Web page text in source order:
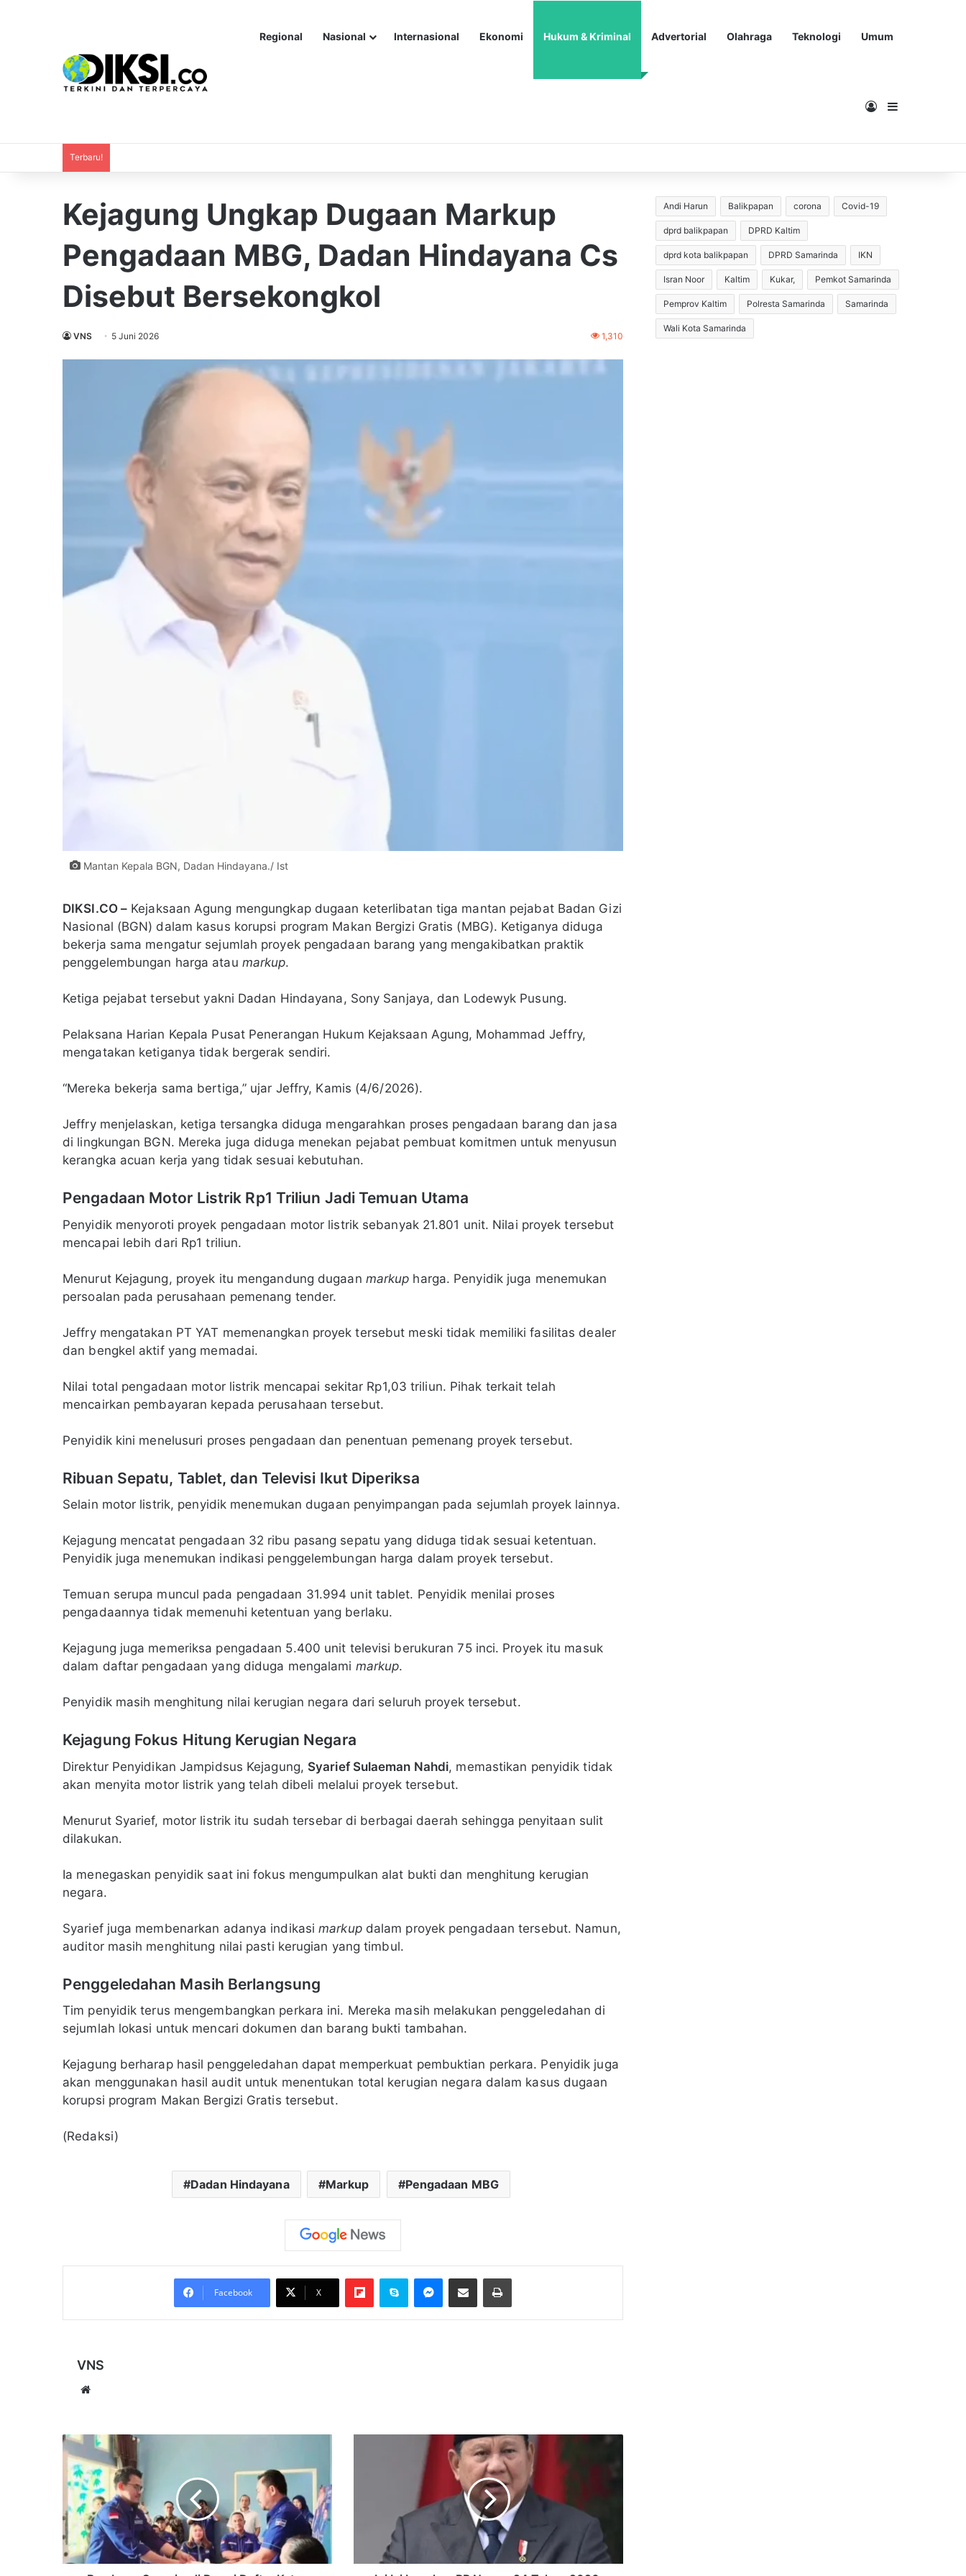
Regional Nasional Internasional Ekonomi Hukum & Kriminal Advertorial Olahraga Teknologi Umum
MasukSidebar
Terbaru!
Kejagung Ungkap Dugaan Markup
Pengadaan MBG, Dadan Hindayana Cs
Disebut Bersekongkol
VNS 5 Juni 2026 1,310
Mantan Kepala BGN, Dadan Hindayana./ Ist
DIKSI.CO – Kejaksaan Agung mengungkap dugaan keterlibatan tiga mantan pejabat Badan Gizi
Nasional (BGN) dalam kasus korupsi program Makan Bergizi Gratis (MBG). Ketiganya diduga
bekerja sama mengatur sejumlah proyek pengadaan barang yang mengakibatkan praktik
penggelembungan harga atau markup.
Ketiga pejabat tersebut yakni Dadan Hindayana, Sony Sanjaya, dan Lodewyk Pusung.
Pelaksana Harian Kepala Pusat Penerangan Hukum Kejaksaan Agung, Mohammad Jeffry,
mengatakan ketiganya tidak bergerak sendiri.
“Mereka bekerja sama bertiga,” ujar Jeffry, Kamis (4/6/2026).
Jeffry menjelaskan, ketiga tersangka diduga mengarahkan proses pengadaan barang dan jasa
di lingkungan BGN. Mereka juga diduga menekan pejabat pembuat komitmen untuk menyusun
kerangka acuan kerja yang tidak sesuai kebutuhan.
Pengadaan Motor Listrik Rp1 Triliun Jadi Temuan Utama
Penyidik menyoroti proyek pengadaan motor listrik sebanyak 21.801 unit. Nilai proyek tersebut
mencapai lebih dari Rp1 triliun.
Menurut Kejagung, proyek itu mengandung dugaan markup harga. Penyidik juga menemukan
persoalan pada perusahaan pemenang tender.
Jeffry mengatakan PT YAT memenangkan proyek tersebut meski tidak memiliki fasilitas dealer
dan bengkel aktif yang memadai.
Nilai total pengadaan motor listrik mencapai sekitar Rp1,03 triliun. Pihak terkait telah
mencairkan pembayaran kepada perusahaan tersebut.
Penyidik kini menelusuri proses pengadaan dan penentuan pemenang proyek tersebut.
Ribuan Sepatu, Tablet, dan Televisi Ikut Diperiksa
Selain motor listrik, penyidik menemukan dugaan penyimpangan pada sejumlah proyek lainnya.
Kejagung mencatat pengadaan 32 ribu pasang sepatu yang diduga tidak sesuai ketentuan.
Penyidik juga menemukan indikasi penggelembungan harga dalam proyek tersebut.
Temuan serupa muncul pada pengadaan 31.994 unit tablet. Penyidik menilai proses
pengadaannya tidak memenuhi ketentuan yang berlaku.
Kejagung juga memeriksa pengadaan 5.400 unit televisi berukuran 75 inci. Proyek itu masuk
dalam daftar pengadaan yang diduga mengalami markup.
Penyidik masih menghitung nilai kerugian negara dari seluruh proyek tersebut.
Kejagung Fokus Hitung Kerugian Negara
Direktur Penyidikan Jampidsus Kejagung, Syarief Sulaeman Nahdi, memastikan penyidik tidak
akan menyita motor listrik yang telah dibeli melalui proyek tersebut.
Menurut Syarief, motor listrik itu sudah tersebar di berbagai daerah sehingga penyitaan sulit
dilakukan.
Ia menegaskan penyidik saat ini fokus mengumpulkan alat bukti dan menghitung kerugian
negara.
Syarief juga membenarkan adanya indikasimarkupdalam proyek pengadaan tersebut. Namun,
auditor masih menghitung nilai pasti kerugian yang timbul.
Penggeledahan Masih Berlangsung
Tim penyidik terus mengembangkan perkara ini. Mereka masih melakukan penggeledahan di
sejumlah lokasi untuk mencari dokumen dan barang bukti tambahan.
Kejagung berharap hasil penggeledahan dapat memperkuat pembuktian perkara. Penyidik juga
akan menggunakan hasil audit untuk menentukan total kerugian negara dalam kasus dugaan
korupsi program Makan Bergizi Gratis tersebut.
(Redaksi)
Dadan Hindayana Markup Pengadaan MBG
Facebook X
FlipboardSkype Messenger
Bagikan melalui Email Cetak
VNS
Bambang
Soepriyadi
Resmi
Daftar
Ketua
Demokrat
Kaltim,
Kantongi
Dukungan
Prabowo
Andi Harun Balikpapan corona Covid-19
dprd balikpapan DPRD Kaltim
dprd kota balikpapan DPRD Samarinda IKN
Isran Noor Kaltim Kukar, Pemkot Samarinda
Pemprov Kaltim Polresta Samarinda Samarinda
Wali Kota Samarinda